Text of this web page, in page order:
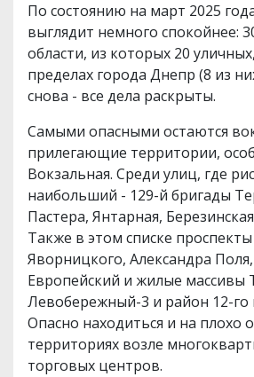
По состоянию на март 2025
выглядит немного спокойнее:
области, из которых 20
пределах города Днепр (8 из
снова - все дела раскрыты.
Самыми опасными остаются
прилегающие территории,
Вокзальная. Среди улиц, где
наибольший - 129-й бригады
Пастера, Янтарная,
Также в этом списке
Яворницкого, Александра
Европейский и жилые массивы
Левобережный-3 и район 12-го
Опасно находиться и на плохо
территориях возле
торговых центров.